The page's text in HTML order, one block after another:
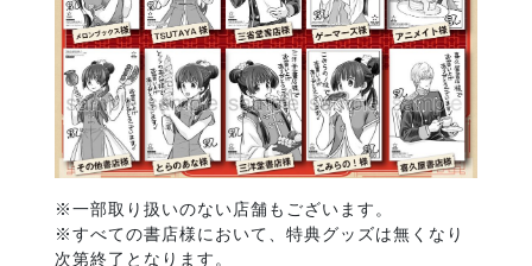
※一部取り扱いのない店舗もございます。
※すべての書店様において、特典グッズは無くなり
次第終了となります。